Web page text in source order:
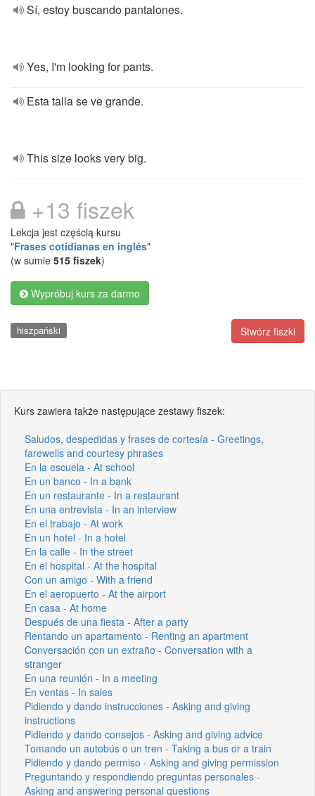
Sí, estoy buscando pantalones.
Yes, I'm looking for pants.
Esta talla se ve grande.
This size looks very big.
+13 fiszek
Lekcja jest częścią kursu
"Frases cotidianas en inglés"
(w sumie 515 fiszek)
Wypróbuj kurs za darmo
Stwórz fiszki
hiszpański
Kurs zawiera także następujące zestawy fiszek:
Saludos, despedidas y frases de cortesía - Greetings,
farewells and courtesy phrases
En la escuela - At school
En un banco - In a bank
En un restaurante - In a restaurant
En una entrevista - In an interview
En el trabajo - At work
En un hotel - In a hotel
En la calle - In the street
En el hospital - At the hospital
Con un amigo - With a friend
En el aeropuerto - At the airport
En casa - At home
Después de una fiesta - After a party
Rentando un apartamento - Renting an apartment
Conversación con un extraño - Conversation with a
stranger
En una reunión - In a meeting
En ventas - In sales
Pidiendo y dando instrucciones - Asking and giving
instructions
Pidiendo y dando consejos - Asking and giving advice
Tomando un autobús o un tren - Taking a bus or a train
Pidiendo y dando permiso - Asking and giving permission
Preguntando y respondiendo preguntas personales -
Asking and answering personal questions